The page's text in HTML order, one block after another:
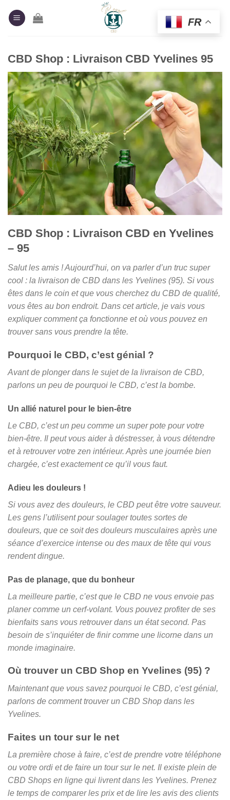
CBD Shop : Livraison CBD Yvelines 95
CBD Shop : Livraison CBD en Yvelines
– 95
Salut les amis ! Aujourd’hui, on va parler d’un truc super
cool : la livraison de CBD dans les Yvelines (95). Si vous
êtes dans le coin et que vous cherchez du CBD de qualité,
vous êtes au bon endroit. Dans cet article, je vais vous
expliquer comment ça fonctionne et où vous pouvez en
trouver sans vous prendre la tête.
Pourquoi le CBD, c’est génial ?
Avant de plonger dans le sujet de la livraison de CBD,
parlons un peu de pourquoi le CBD, c’est la bombe.
Un allié naturel pour le bien-être
Le CBD, c’est un peu comme un super pote pour votre
bien-être. Il peut vous aider à déstresser, à vous détendre
et à retrouver votre zen intérieur. Après une journée bien
chargée, c’est exactement ce qu’il vous faut.
Adieu les douleurs !
Si vous avez des douleurs, le CBD peut être votre sauveur.
Les gens l’utilisent pour soulager toutes sortes de
douleurs, que ce soit des douleurs musculaires après une
séance d’exercice intense ou des maux de tête qui vous
rendent dingue.
Pas de planage, que du bonheur
La meilleure partie, c’est que le CBD ne vous envoie pas
planer comme un cerf-volant. Vous pouvez profiter de ses
bienfaits sans vous retrouver dans un état second. Pas
besoin de s’inquiéter de finir comme une licorne dans un
monde imaginaire.
Où trouver un CBD Shop en Yvelines (95) ?
Maintenant que vous savez pourquoi le CBD, c’est génial,
parlons de comment trouver un CBD Shop dans les
Yvelines.
Faites un tour sur le net
La première chose à faire, c’est de prendre votre téléphone
ou votre ordi et de faire un tour sur le net. Il existe plein de
CBD Shops en ligne qui livrent dans les Yvelines. Prenez
le temps de comparer les prix et de lire les avis des clients
FR